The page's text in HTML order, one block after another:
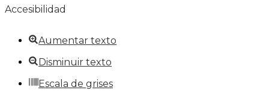
Accesibilidad
Aumentar texto
Disminuir texto
Escala de grises